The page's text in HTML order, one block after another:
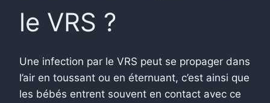
le VRS ?
Une infection par le VRS peut se propager dans
l’air en toussant ou en éternuant, c’est ainsi que
les bébés entrent souvent en contact avec ce